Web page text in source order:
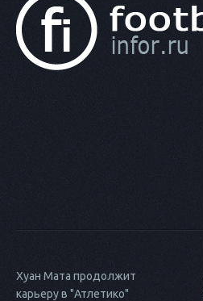
Хуан Мата продолжит
карьеру в "Атлетико"